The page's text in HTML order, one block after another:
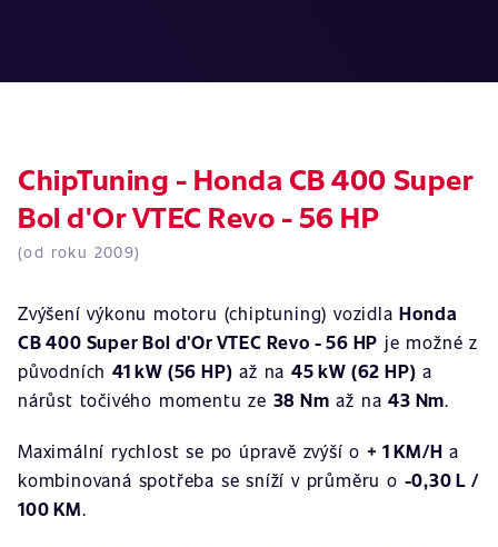
ChipTuning - Honda CB 400 Super
Bol d'Or VTEC Revo - 56 HP
(od roku 2009)
Zvýšení výkonu motoru (chiptuning) vozidlaHonda
CB 400 Super Bol d'Or VTEC Revo - 56 HP je možné z
původních41 kW (56 HP) až na45 kW (62 HP) a
nárůst točivého momentu ze 38 Nm až na43 Nm.
Maximální rychlost se po úpravě zvýší o + 1 KM/H a
kombinovaná spotřeba se sníží v průměru o -0,30 L /
100 KM.